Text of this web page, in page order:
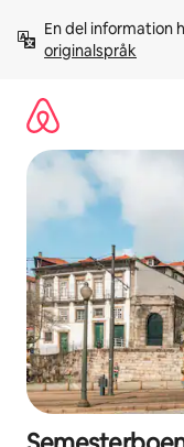
innehåll
En del information
originalspråk